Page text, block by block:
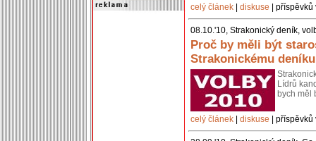
celý článek diskuse |
08.10.'10, Strakonický deník,
Proč by měli být
Strakonickému deníku
Lídrů
bych měl
celý článek diskuse |